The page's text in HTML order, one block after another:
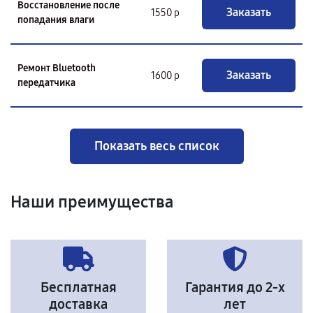
Восстановление после
попадания влаги
1550 р Заказать
Ремонт Bluetooth
передатчика
1600 р Заказать
Показать весь список
Наши преимущества
Бесплатная
доставка
Гарантия до 2-х
лет